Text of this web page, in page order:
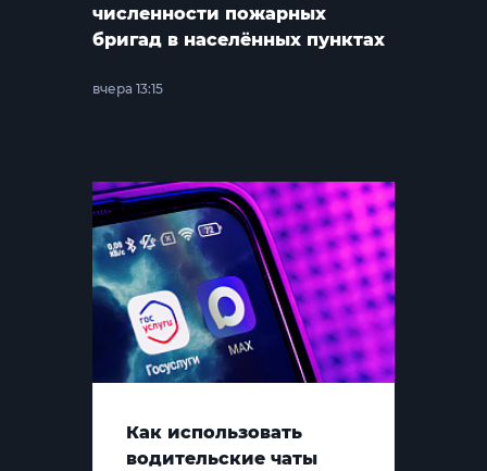
численности пожарных
бригад в населённых пунктах
вчера 13:15
Как использовать
водительские чаты